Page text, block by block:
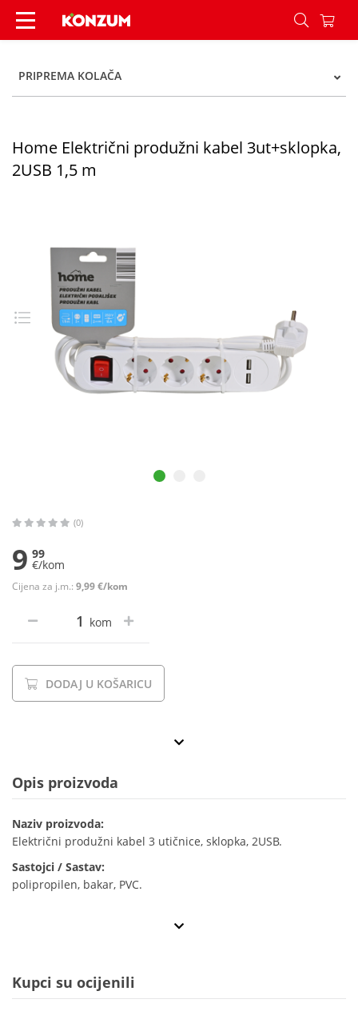
Home Električni produžni kabel 3ut+sklopka,
PRIPREMA KOLAČA
Home Električni produžni kabel 3ut+sklopka,
2USB 1,5 m
(0)
9 99
€/kom
Cijena za j.m.: 9,99 €/kom
kom
DODAJ U KOŠARICU
Opis proizvoda
Naziv proizvoda:
Električni produžni kabel 3 utičnice, sklopka, 2USB.
Sastojci / Sastav:
polipropilen, bakar, PVC.
Kupci su ocijenili